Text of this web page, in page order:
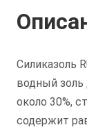
Силиказоль
водный золь
около 30%,
содержит